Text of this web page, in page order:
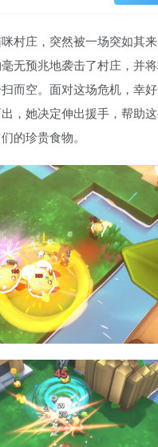
村庄，突然被一场突如其
无预兆地袭击了村庄，并
而空。面对这场危机，幸
，她决定伸出援手，帮助
的珍贵食物。